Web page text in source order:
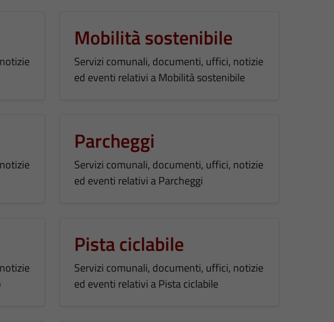
Mobilità sostenibile
Servizi comunali, documenti, uffici, notizie
ed eventi relativi a Mobilità sostenibile
Parcheggi
Servizi comunali, documenti, uffici, notizie
ed eventi relativi a Parcheggi
Pista ciclabile
Servizi comunali, documenti, uffici, notizie
ed eventi relativi a Pista ciclabile